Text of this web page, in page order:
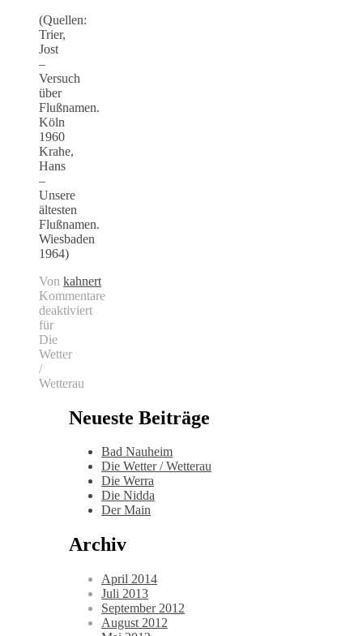
(Quellen:
Trier,
Jost
–
Versuch
über
Flußnamen.
Köln
1960
Krahe,
Hans
–
Unsere
ältesten
Flußnamen.
Wiesbaden
1964)
Von kahnert
Kommentare
deaktiviert
für
Die
Wetter
/
Wetterau
Neueste Beiträge
Bad Nauheim
Die Wetter / Wetterau
Die Werra
Die Nidda
Der Main
Archiv
April 2014
Juli 2013
September 2012
August 2012